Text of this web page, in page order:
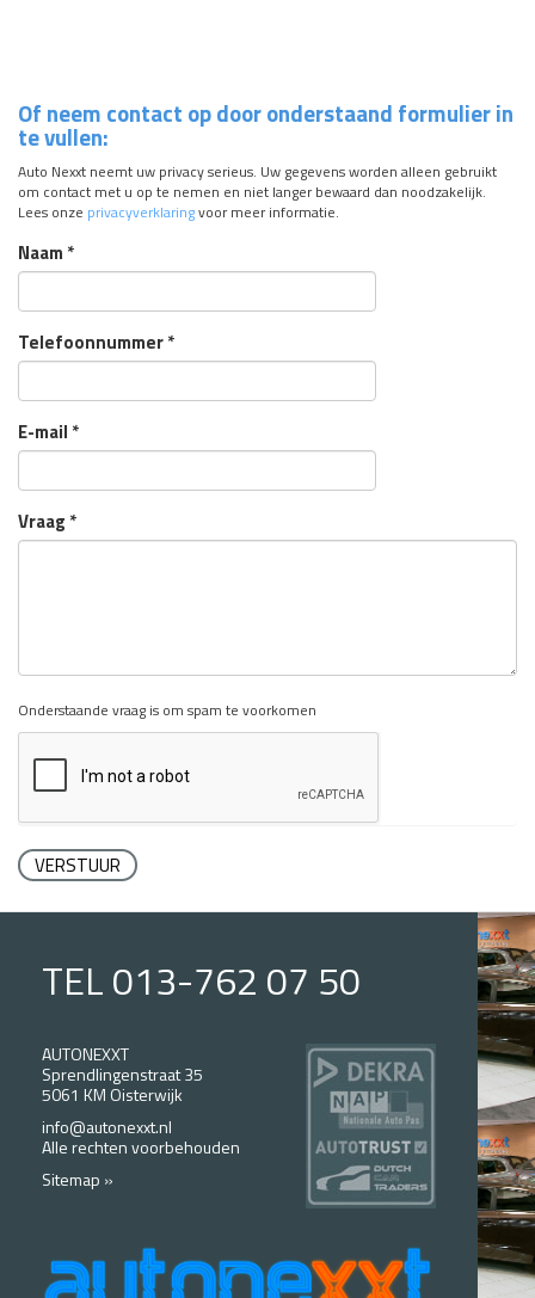
Of neem contact op door onderstaand formulier in
te vullen:
Auto Nexxt neemt uw privacy serieus. Uw gegevens worden alleen gebruikt
om contact met u op te nemen en niet langer bewaard dan noodzakelijk.
Lees onze privacyverklaringvoor meer informatie.
Naam *
Telefoonnummer*
E-mail *
Vraag *
Onderstaande vraag is om spam te voorkomen
VERSTUUR
TEL 013-762 07 50
AUTONEXXT
Sprendlingenstraat 35
5061 KM Oisterwijk
info@autonexxt.nl
Alle rechten voorbehouden
Sitemap »